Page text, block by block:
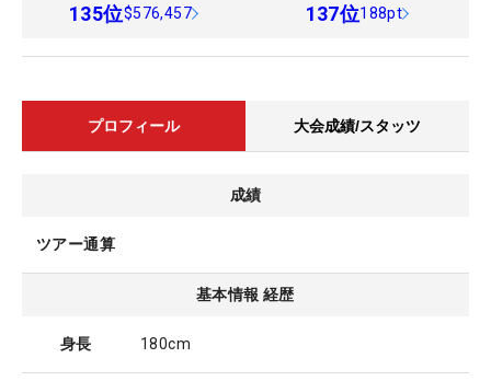
135位$576,457 137位188pt
プロフィール 大会成績/スタッツ
成績
ツアー通算
基本情報 経歴
身長 180cm